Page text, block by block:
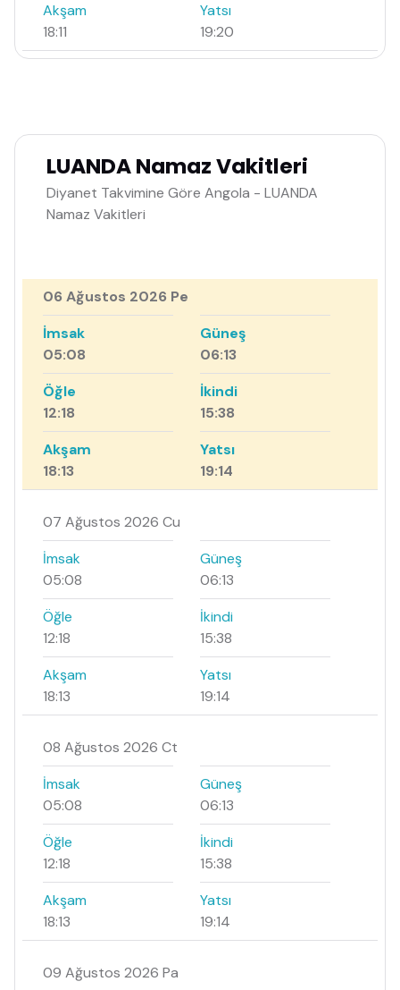
Akşam
18:11
Yatsı
19:20
LUANDA Namaz Vakitleri
Diyanet Takvimine Göre Angola - LUANDA
Namaz Vakitleri
06 Ağustos 2026 Pe
İmsak
05:08
Güneş
06:13
Öğle
12:18
İkindi
15:38
Akşam
18:13
Yatsı
19:14
07 Ağustos 2026 Cu
İmsak
05:08
Güneş
06:13
Öğle
12:18
İkindi
15:38
Akşam
18:13
Yatsı
19:14
08 Ağustos 2026 Ct
İmsak
05:08
Güneş
06:13
Öğle
12:18
İkindi
15:38
Akşam
18:13
Yatsı
19:14
09 Ağustos 2026 Pa